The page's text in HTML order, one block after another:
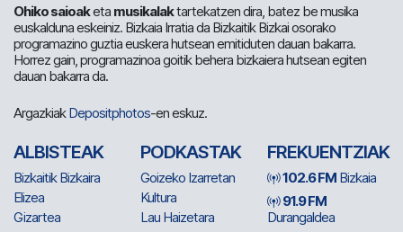
Ohiko saioaketa musikalaktartekatzen dira, batez be musika
euskalduna eskeiniz. Bizkaia Irratia da Bizkaitik Bizkai osorako
programazino guztia euskera hutsean emitiduten dauan bakarra.
Horrez gain, programazinoa goitik behera bizkaiera hutsean egiten
dauan bakarra da.
ArgazkiakDepositphotos-en eskuz.
ALBISTEAK
Bizkaitik Bizkaira
Elizea
Gizartea
PODKASTAK
Goizeko Izarretan
Kultura
Lau Haizetara
FREKUENTZIAK
102.6 FM Bizkaia
91.9 FM
Durangaldea